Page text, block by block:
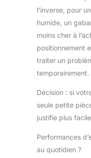
il est
en
Arete
lavage
câble
litres à
l’inverse, pour
humide, un
moins cher à
positionnement
traiter un
temporairement.
Décision : si
seule petite
justifie plus
Performances
au quotidien ?